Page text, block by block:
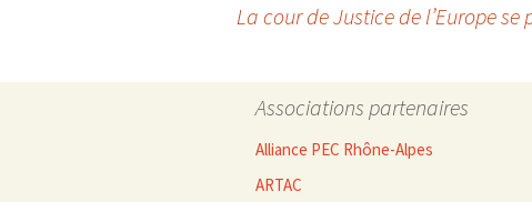
articles
La cour de Justice de l’Europe
Associations partenaires
Alliance PEC Rhône-Alpes
ARTAC